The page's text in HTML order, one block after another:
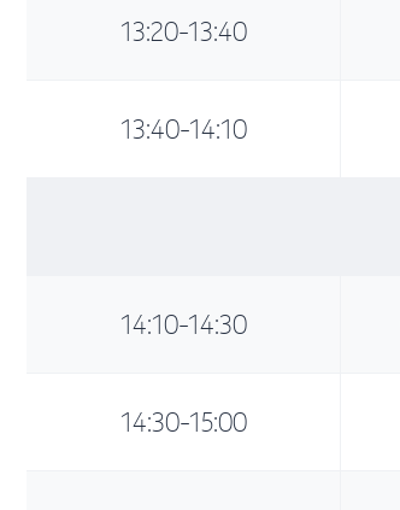
13:20-13:40
13:40-14:10
14:10-14:30
14:30-15:00